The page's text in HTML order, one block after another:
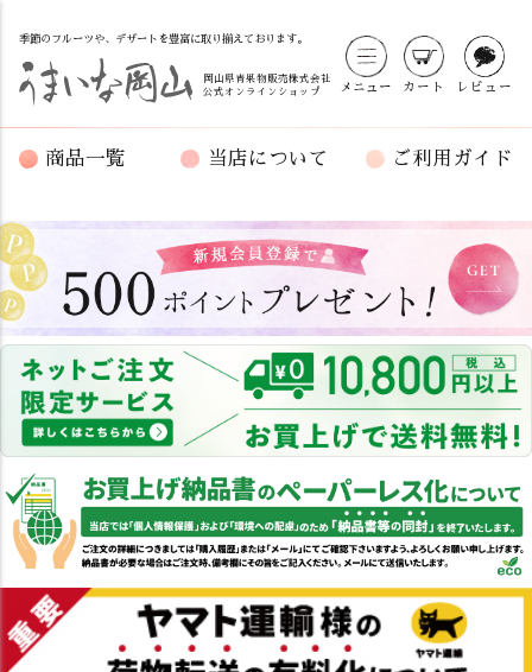
季節のフルーツや、デザートを豊富に取り揃えております。
岡山県青果物販売株式会社
公式オンラインショップ
メニュー カート レビュー
商品一覧 当店について ご利用ガイド